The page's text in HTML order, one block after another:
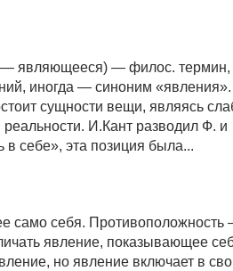
— являющееся) — филос.
иногда — синоним
сущности вещи, являясь
И.Кант разводил Ф. и
себе», эта позиция была...
само себя. Противоположность
явление, показывающее
но явление включает в